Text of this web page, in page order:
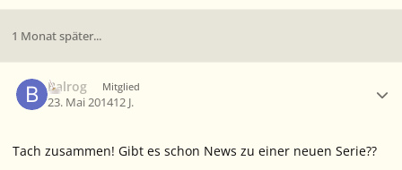
1 Monat später...
Balrog Mitglied
23. Mai 201412 J.
Tach zusammen! Gibt es schon News zu einer neuen Serie??